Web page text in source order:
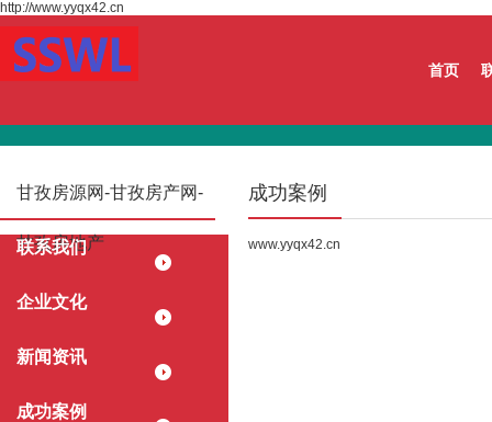
http://www.yyqx42.cn
首页
甘孜房源网-甘孜房产网-
甘孜房地产
联系我们
企业文化
新闻资讯
成功案例
成功案例
www.yyqx42.cn